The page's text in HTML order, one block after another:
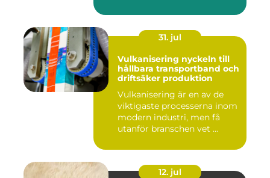
31. jul
Vulkanisering nyckeln till
hållbara transportband och
driftsäker produktion
Vulkanisering är en av de
viktigaste processerna inom
modern industri, men få
utanför branschen vet ...
12. jul